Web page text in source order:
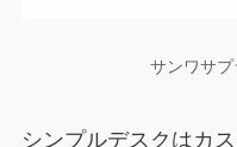
サンワサプ
シンプルデスクはカ